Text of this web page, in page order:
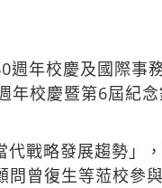
週年校慶及國際
年校慶暨第6屆紀
戰略發展趨勢」
曾復生等蒞校參